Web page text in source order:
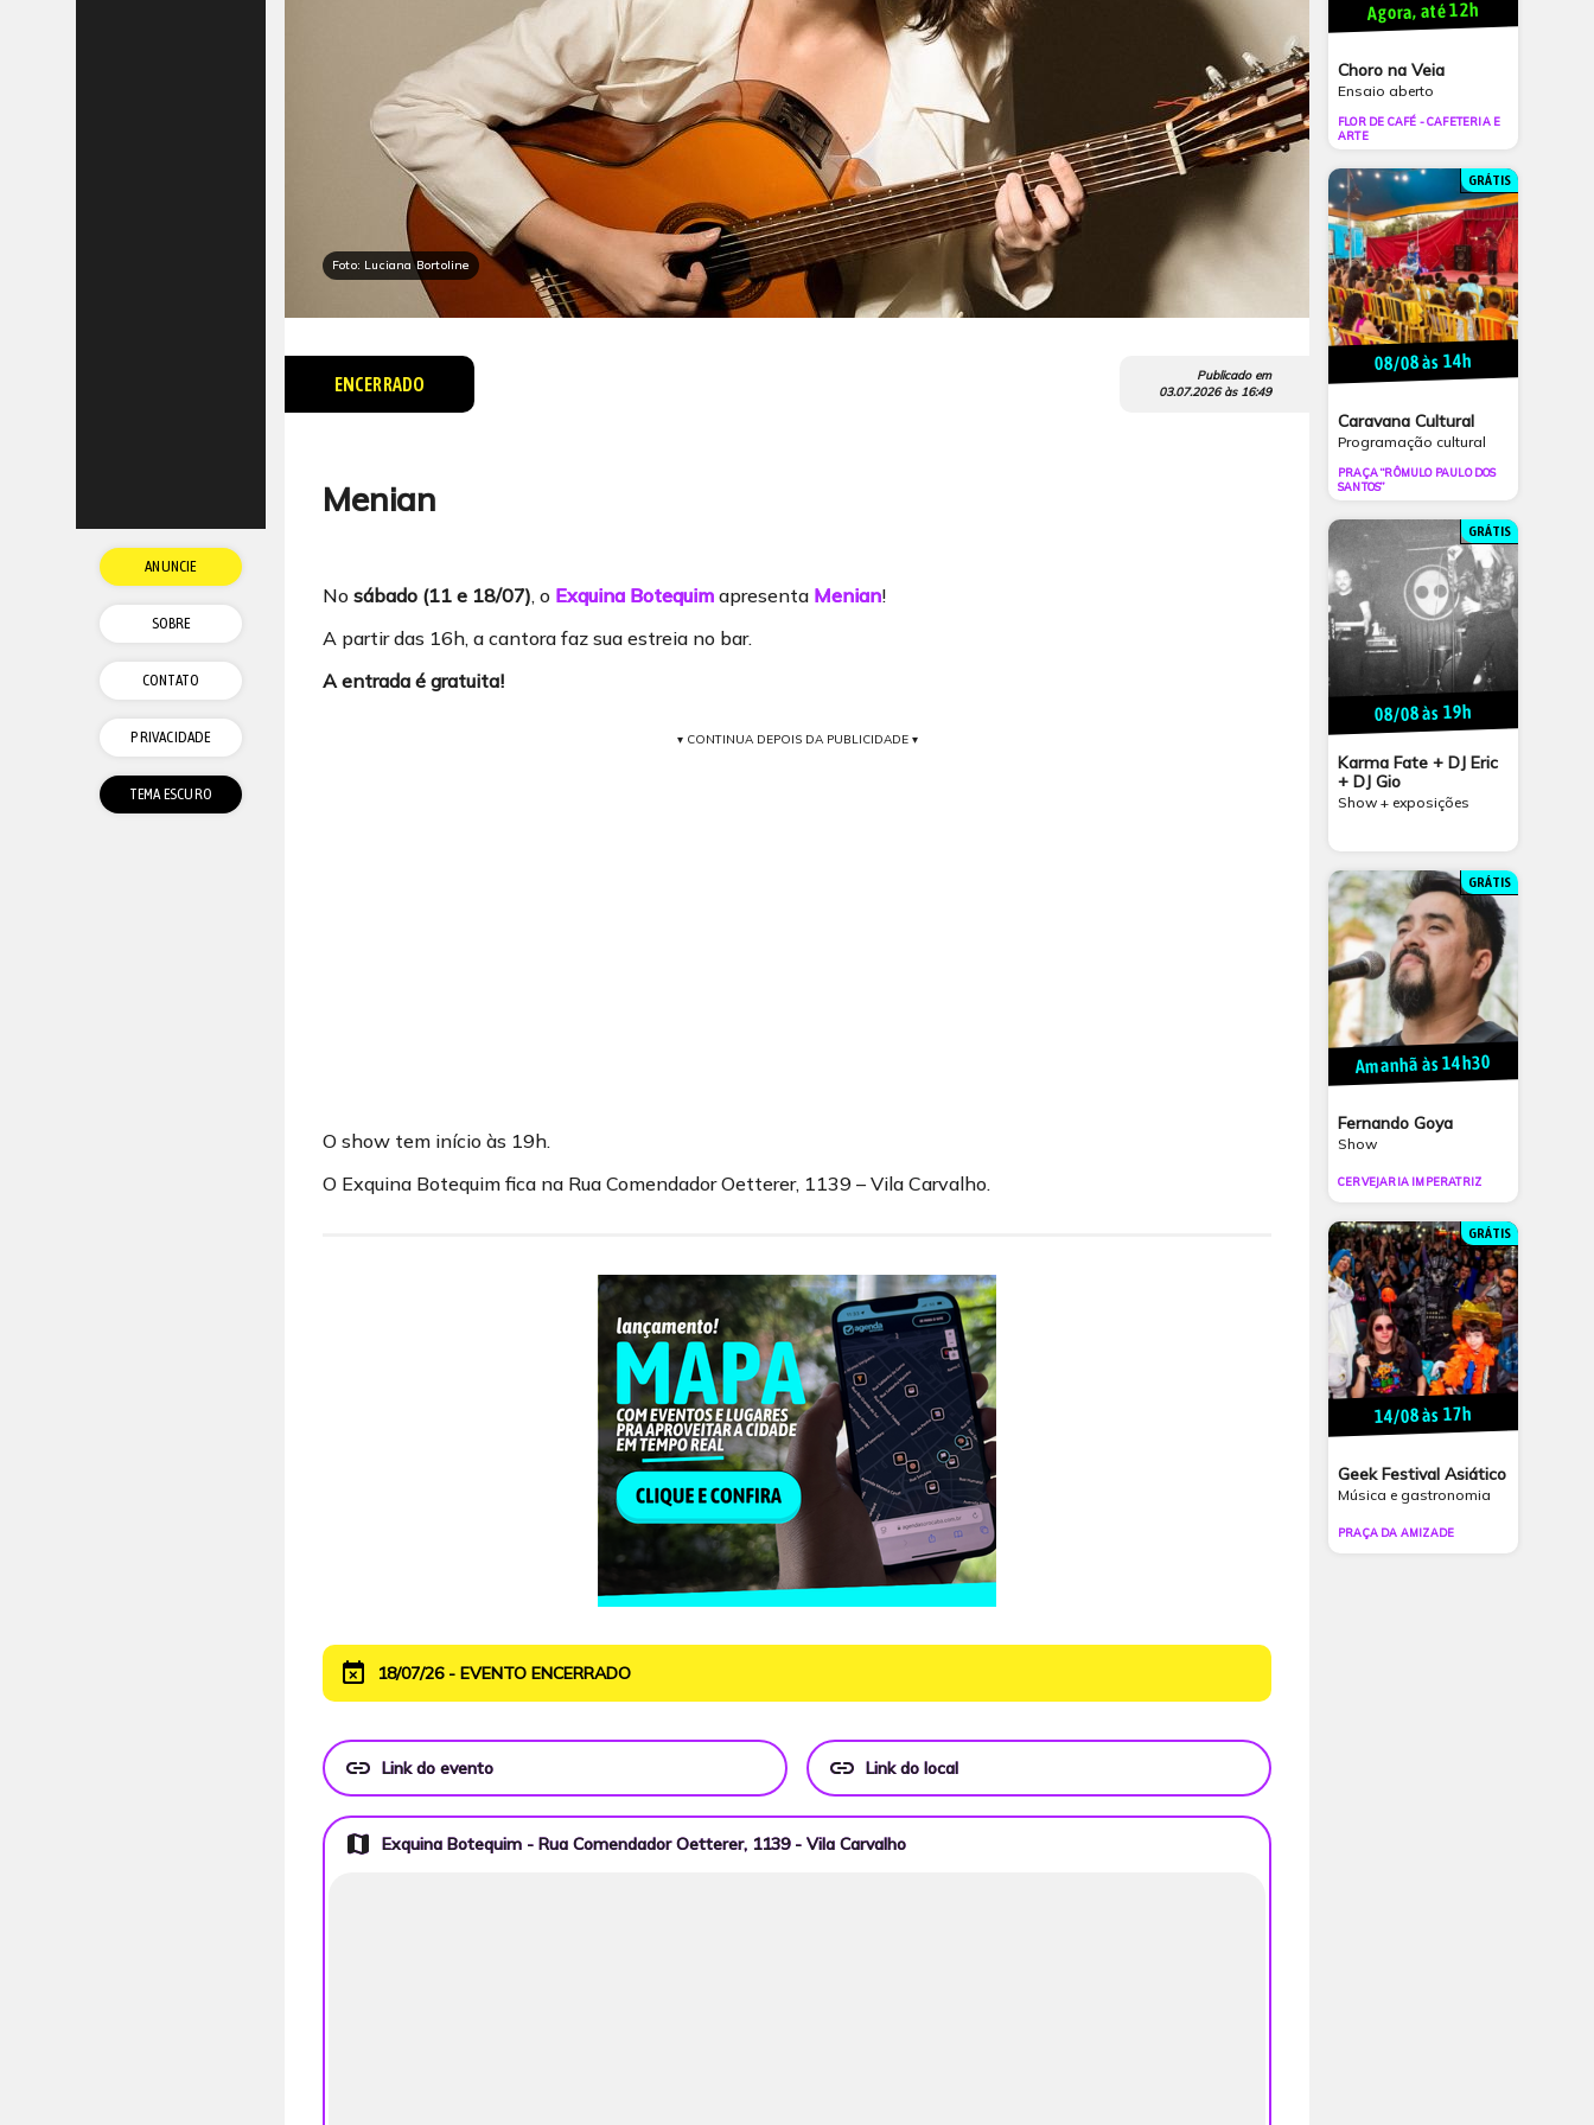
Foto: Luciana Bortoline
ENCERRADO
Publicado em
03.07.2026às 16:49
Menian
No sábado (11 e 18/07), o Exquina Botequim apresenta Menian!
A partir das 16h, a cantora faz sua estreia no bar.
A entrada é gratuita!
▾ CONTINUA DEPOIS DA PUBLICIDADE ▾
O show tem início às 19h.
O Exquina Botequim fica na Rua Comendador Oetterer, 1139 – Vila Carvalho.
event_busy 18/07/26 - EVENTO ENCERRADO
link Link do evento link Link do local
map Exquina Botequim - Rua Comendador Oetterer, 1139 - Vila Carvalho
Agora, até 12h
Choro na Veia
Ensaio aberto
FLOR DE CAFÉ - CAFETERIA E
ARTE
GRÁTIS
08/08 às 14h
Caravana Cultural
Programação cultural
PRAÇA “RÔMULO PAULO DOS
SANTOS”
GRÁTIS
08/08 às 19h
Karma Fate + DJ Eric
+ DJ Gio
Show + exposições
GRÁTIS
Amanhã às 14h30
Fernando Goya
Show
CERVEJARIA IMPERATRIZ
GRÁTIS
14/08 às 17h
Geek Festival Asiático
Música e gastronomia
PRAÇA DA AMIZADE
ANUNCIE
SOBRE
CONTATO
PRIVACIDADE